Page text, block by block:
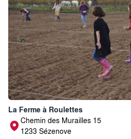
La Ferme à Roulettes
Chemin des Murailles 15
1233 Sézenove